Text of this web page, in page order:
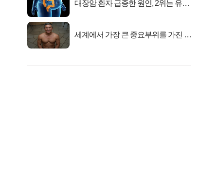
대장암 환자 급증한 원인, 2위는 유산
세계에서 가장 큰 중요부위를 가진 남